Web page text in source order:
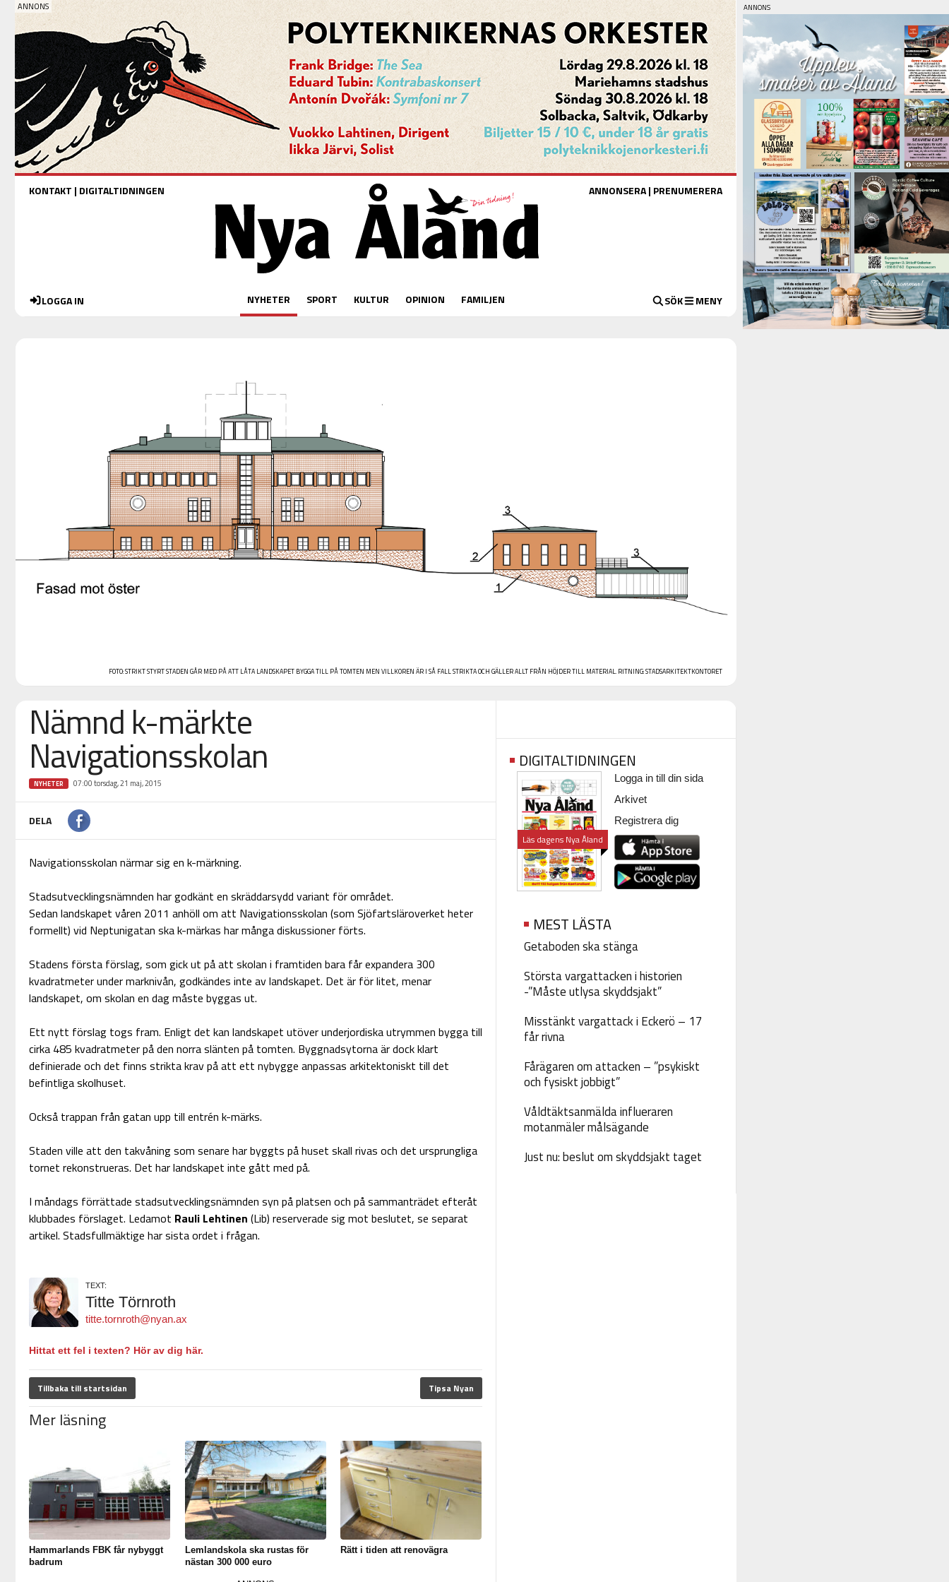
KONTAKT | DIGITALTIDNINGEN ANNONSERA| PRENUMERERA
LOGGA IN NYHETER SPORT KULTUR OPINION FAMILJEN SÖK MENY
FOTO:STRIKT STYRT STADEN GÅR MED PÅ ATT LÅTA LANDSKAPET BYGGA TILL PÅ TOMTEN MEN VILLKOREN ÄR I SÅ FALL STRIKTA OCH GÄLLER ALLT FRÅN HÖJDER TILL MATERIAL. RITNING: STADSARKITEKTKONTORET
Nämnd k-märkte
Navigationsskolan
NYHETER 07:00 torsdag, 21 maj, 2015
DELA
Navigationsskolan närmar sig en k-märkning.
Stadsutvecklingsnämnden har godkänt en skräddarsydd variant för området.
Sedan landskapet våren 2011 anhöll om att Navigationsskolan (som Sjöfartsläroverket heter
formellt) vid Neptunigatan ska k-märkas har många diskussioner förts.
Stadens första förslag, som gick ut på att skolan i framtiden bara får expandera 300
kvadratmeter under marknivån, godkändes inte av landskapet. Det är för litet, menar
landskapet, om skolan en dag måste byggas ut.
Ett nytt förslag togs fram. Enligt det kan landskapet utöver underjordiska utrymmen bygga till
cirka 485 kvadratmeter på den norra slänten på tomten. Byggnadsytorna är dock klart
definierade och det finns strikta krav på att ett nybygge anpassas arkitektoniskt till det
befintliga skolhuset.
Också trappan från gatan upp till entrén k-märks.
Staden ville att den takvåning som senare har byggts på huset skall rivas och det ursprungliga
tornet rekonstrueras. Det har landskapet inte gått med på.
I måndags förrättade stadsutvecklingsnämnden syn på platsen och på sammanträdet efteråt
klubbades förslaget. Ledamot Rauli Lehtinen (Lib) reserverade sig mot beslutet, se separat
artikel. Stadsfullmäktige har sista ordet i frågan.
TEXT:
Titte Törnroth
titte.tornroth@nyan.ax
Hittat ett fel i texten? Hör av dig här.
Tillbaka till startsidan Tipsa Nyan
Mer läsning
Hammarlands FBK får nybyggt
badrum
Lemlandskola ska rustas för
nästan 300 000 euro
Rätt i tiden att renovägra
DIGITALTIDNINGEN
Läs dagens Nya Åland
Logga in till din sida
Arkivet
Registrera dig
MEST LÄSTA
Getaboden ska stänga
Största vargattacken i historien
-”Måste utlysa skyddsjakt”
Misstänkt vargattack i Eckerö – 17
får rivna
Fårägaren om attacken – ”psykiskt
och fysiskt jobbigt”
Våldtäktsanmälda influeraren
motanmäler målsägande
Just nu: beslut om skyddsjakt taget